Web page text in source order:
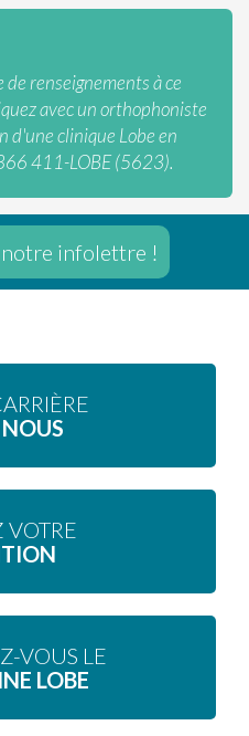
de renseignements à ce
avec un orthophoniste
d'une clinique Lobe en
411-LOBE (5623).
infolettre !
VOTRE
VOUS LE
LOBE